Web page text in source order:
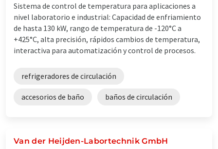
Sistema de control de temperatura para aplicaciones a
nivel laboratorio e industrial: Capacidad de enfriamiento
de hasta 130 kW, rango de temperatura de -120°C a
+425°C, alta precisión, rápidos cambios de temperatura,
interactiva para automatización y control de procesos.
refrigeradores de circulación
accesorios de baño baños de circulación
Van der Heijden-Labortechnik GmbH